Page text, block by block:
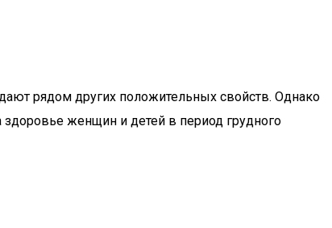
рядом других положительных свойств. Однако
женщин и детей в период грудного